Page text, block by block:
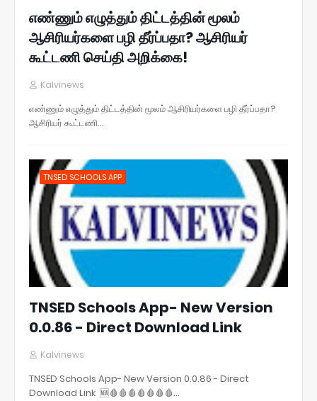
எண்ணும் எழுத்தும் திட்டத்தின் மூலம்
ஆசிரியர்களை பழி தீர்ப்பதா? ஆசிரியர்
கூட்டணி செய்தி அறிக்கை!
Kalvinews
எண்ணும் எழுத்தும் திட்டத்தின் மூலம் ஆசிரியர்களை பழி தீர்ப்பதா?
ஆசிரியர் கூட்டணி…
TNSED SCHOOLS APP
TNSED Schools App- New Version
0.0.86 - Direct Download Link
Kalvinews
TNSED Schools App- New Version 0.0.86 - Direct
Download Link 🆕🩸🩸🩸🩸🩸🩸🩸…